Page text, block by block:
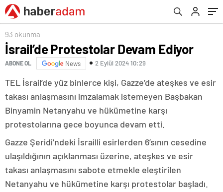
93 okunma
İsrail’de Protestolar Devam Ediyor
ABONE OL News 2 Eylül 2024 10:29
TEL İsrail’de yüz binlerce kişi, Gazze’de ateşkes ve esir
takası anlaşmasını imzalamak istemeyen Başbakan
Binyamin Netanyahu ve hükümetine karşı
protestolarına gece boyunca devam etti.
Gazze Şeridi’ndeki İsrailli esirlerden 6’sının cesedine
ulaşıldığının açıklanması üzerine, ateşkes ve esir
takası anlaşmasını sabote etmekle eleştirilen
Netanyahu ve hükümetine karşı protestolar başladı.